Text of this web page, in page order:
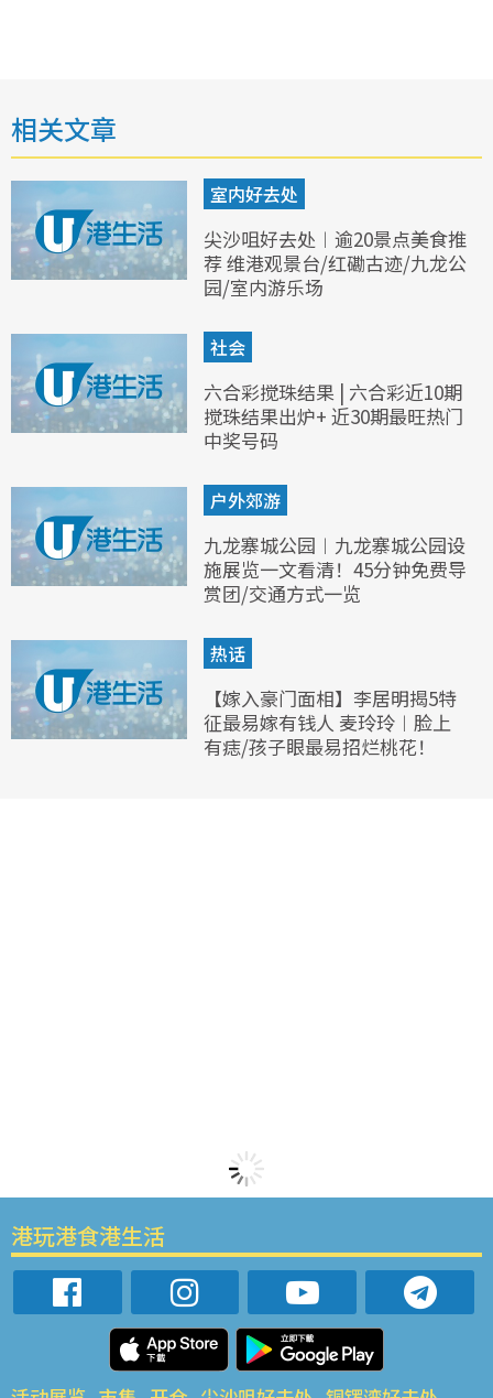
相关文章
室内好去处
尖沙咀好去处︱逾20景点美食推
荐 维港观景台/红磡古迹/九龙公
园/室内游乐场
社会
六合彩搅珠结果 | 六合彩近10期
搅珠结果出炉+ 近30期最旺热门
中奖号码
户外郊游
九龙寨城公园︱九龙寨城公园设
施展览一文看清！45分钟免费导
赏团/交通方式一览
热话
【嫁入豪门面相】李居明揭5特
征最易嫁有钱人 麦玲玲︱脸上
有痣/孩子眼最易招烂桃花！
港玩港食港生活